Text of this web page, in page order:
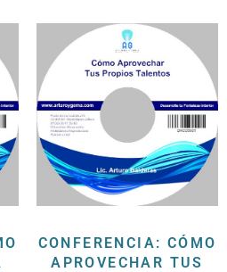
CONFERENCIA: CÓMO
APROVECHAR TUS